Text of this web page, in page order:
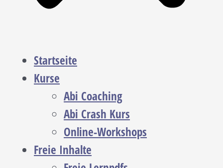
Startseite
Kurse
Abi Coaching
Abi Crash Kurs
Online-Workshops
Freie Inhalte